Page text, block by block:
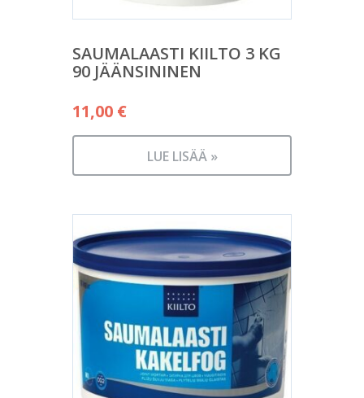
SAUMALAASTI KIILTO 3 KG
90 JÄÄNSININEN
11,00 €
LUE LISÄÄ »